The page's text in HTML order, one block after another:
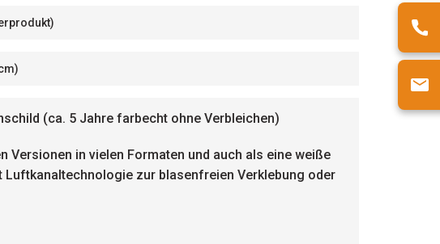
(ca. 5 Jahre farbecht ohne Verbleichen)
in vielen Formaten und auch als eine weiße
Luftkanaltechnologie zur blasenfreien Verklebung oder